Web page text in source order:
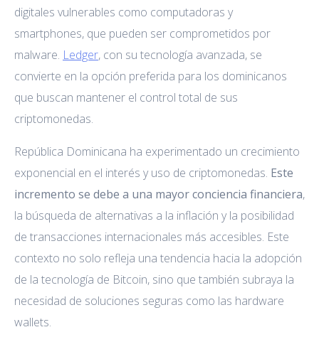
digitales vulnerables como computadoras y
smartphones, que pueden ser comprometidos por
malware. Ledger, con su tecnología avanzada, se
convierte en la opción preferida para los dominicanos
que buscan mantener el control total de sus
criptomonedas.
República Dominicana ha experimentado un crecimiento
exponencial en el interés y uso de criptomonedas. Este
incremento se debe a una mayor conciencia financiera,
la búsqueda de alternativas a la inflación y la posibilidad
de transacciones internacionales más accesibles. Este
contexto no solo refleja una tendencia hacia la adopción
de la tecnología de Bitcoin, sino que también subraya la
necesidad de soluciones seguras como las hardware
wallets.